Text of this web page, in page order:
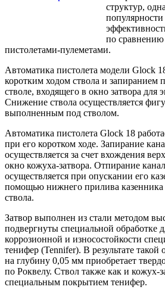
структур,
по
пистолетами-пулеметами.
Автоматика пистолета модели Glock
коротким ходом ствола и
стволе, входящего в окно затвора для
Снижение ствола осуществляется
выполненным под стволом.
Автоматика пистолета Glock 18
при его коротком ходе. Запирание
осуществляется за счет вхождения
окно кожуха-затвора. Отпирание
осуществляется при опускании его
помощью нижнего прилива казенника
ствола.
Затвор выполнен из стали методом
подвергнуты специальной обработке
коррозионной и износостойкости
тенифер (Tennifer). В результате такой
на глубину 0,05 мм приобретает
по Роквелу. Ствол также как и кожух-
специальным покрытием тенифер.